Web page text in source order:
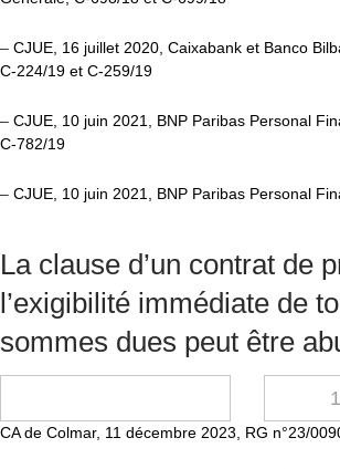
– CJUE, 16 juillet 2020, Caixabank et Banco
C-224/19 et C-259/19
– CJUE, 10 juin 2021, BNP Paribas Personal
C-782/19
– CJUE, 10 juin 2021, BNP Paribas Personal
La clause d’un contrat de
l’exigibilité immédiate de
sommes dues peut être
CA de Colmar, 11 décembre 2023, RG n°23/